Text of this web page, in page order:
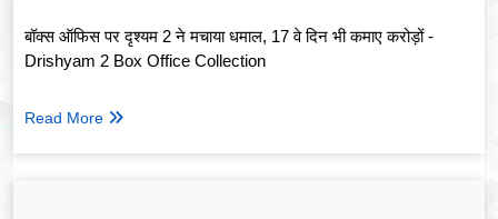
बॉक्स ऑफिस पर दृश्यम 2 ने मचाया धमाल, 17 वे दिन भी कमाए करोड़ों -
Drishyam 2 Box Office Collection
Read More